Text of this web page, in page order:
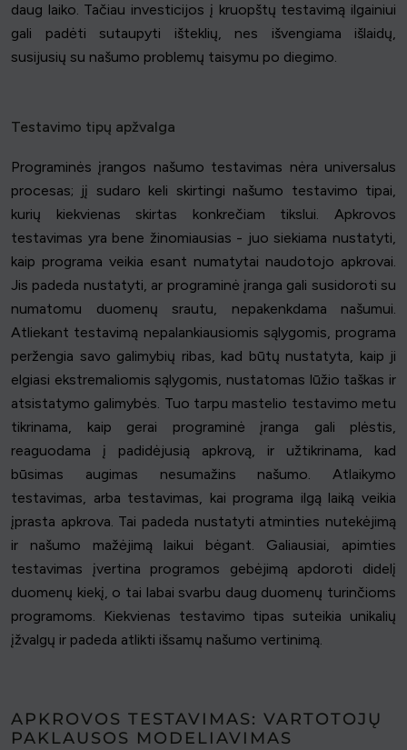
daug laiko. Tačiau investicijos į kruopštų testavimą ilgainiui
gali padėti sutaupyti išteklių, nes išvengiama išlaidų,
susijusių su našumo problemų taisymu po diegimo.
Testavimo tipų apžvalga
Programinės įrangos našumo testavimas nėra universalus
procesas; jį sudaro keli skirtingi našumo testavimo tipai,
kurių kiekvienas skirtas konkrečiam tikslui. Apkrovos
testavimas yra bene žinomiausias - juo siekiama nustatyti,
kaip programa veikia esant numatytai naudotojo apkrovai.
Jis padeda nustatyti, ar programinė įranga gali susidoroti su
numatomu duomenų srautu, nepakenkdama našumui.
Atliekant testavimą nepalankiausiomis sąlygomis, programa
peržengia savo galimybių ribas, kad būtų nustatyta, kaip ji
elgiasi ekstremaliomis sąlygomis, nustatomas lūžio taškas ir
atsistatymo galimybės. Tuo tarpu mastelio testavimo metu
tikrinama, kaip gerai programinė įranga gali plėstis,
reaguodama į padidėjusią apkrovą, ir užtikrinama, kad
būsimas augimas nesumažins našumo. Atlaikymo
testavimas, arba testavimas, kai programa ilgą laiką veikia
įprasta apkrova. Tai padeda nustatyti atminties nutekėjimą
ir našumo mažėjimą laikui bėgant. Galiausiai, apimties
testavimas įvertina programos gebėjimą apdoroti didelį
duomenų kiekį, o tai labai svarbu daug duomenų turinčioms
programoms. Kiekvienas testavimo tipas suteikia unikalių
įžvalgų ir padeda atlikti išsamų našumo vertinimą.
APKROVOS TESTAVIMAS: VARTOTOJŲ
PAKLAUSOS MODELIAVIMAS